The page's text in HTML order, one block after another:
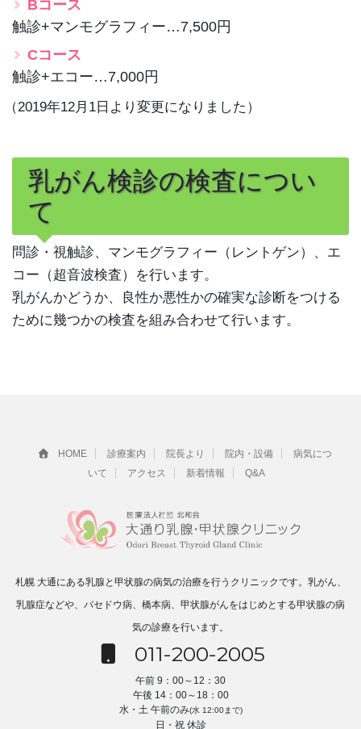
Bコース
触診+マンモグラフィー…7,500円
Cコース
触診+エコー…7,000円
（2019年12月1日より変更になりました）
乳がん検診の検査につい
て
問診・視触診、マンモグラフィー（レントゲン）、エ
コー（超音波検査）を行います。
乳がんかどうか、良性か悪性かの確実な診断をつける
ために幾つかの検査を組み合わせて行います。
HOME 診療案内 院長より 院内・設備
病気につ
いて
アクセス 新着情報 Q&A
札幌 大通にある乳腺と甲状腺の病気の治療を行うクリニックです。乳がん、
乳腺症などや、バセドウ病、橋本病、甲状腺がんをはじめとする甲状腺の病
気の診療を行います。
011-200-2005
午前 9：00～12：30
午後 14：00～18：00
水・土 午前のみ(水 12:00まで)
日・祝 休診